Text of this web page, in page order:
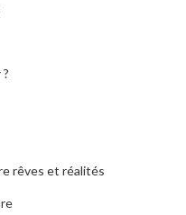
rêves et réalités